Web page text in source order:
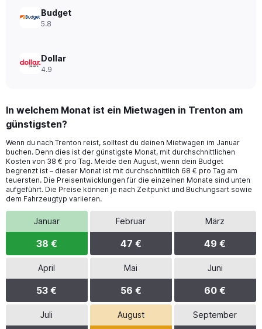
Budget
5.8
Dollar
4.9
In welchem Monat ist ein Mietwagen in Trenton am
günstigsten?
Wenn du nach Trenton reist, solltest du deinen Mietwagen im Januar
buchen. Denn dies ist der günstigste Monat, mit durchschnittlichen
Kosten von 38 € pro Tag. Meide den August, wenn dein Budget
begrenzt ist – dieser Monat ist mit durchschnittlich 68 € pro Tag am
teuersten. Die Preisentwicklungen für die einzelnen Monate sind unten
aufgeführt. Die Preise können je nach Zeitpunkt und Buchungsart sowie
dem Fahrzeugtyp variieren.
Januar
38 €
Februar
47 €
März
49 €
April
53 €
Mai
56 €
Juni
60 €
Juli August September